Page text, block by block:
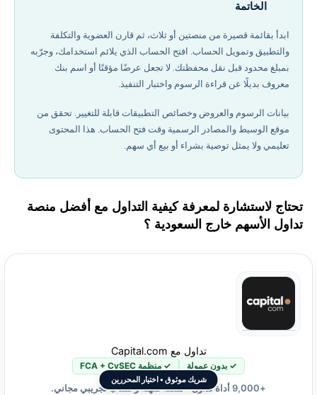
الخاتمة
ابدأ بقائمة قصيرة من منصتين أو ثلاث، ثم قارن العضوية والتكلفة
والتطبيق وتمويل الحساب. افتح الحساب الذي يلائم استخدامك، وجرّبه
بمبلغ محدود قبل نقل محفظتك. لا تجعل عرضًا مؤقتًا أو اسم بنك
معروف بديلًا عن قراءة الرسوم واختبار التنفيذ.
بيانات الرسوم والعروض وخصائص التطبيقات قابلة للتغيير. تحقق من
موقع الوسيط والمصادر الرسمية وقت فتح الحساب. هذا المحتوى
تعليمي ولا يمثل توصية بشراء أو بيع أي سهم.
تحتاج لاستشارة لمعرفة كيفية التداول مع أفضل منصة
تداول الأسهم خارج السعودية ؟
شريك موثوق • اختيار المحررين
تداول مع Capital.com
✓ بدون عمولة ✓ منظمة FCA + CySEC
+9,000 أداة تداول • منصة سهلة وحساب تجريبي مجاني.